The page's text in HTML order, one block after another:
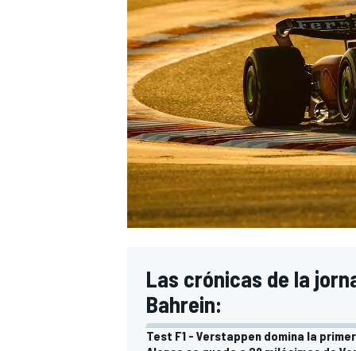
Las crónicas de la
Bahrein:
Test F1 - Verstappen domina la